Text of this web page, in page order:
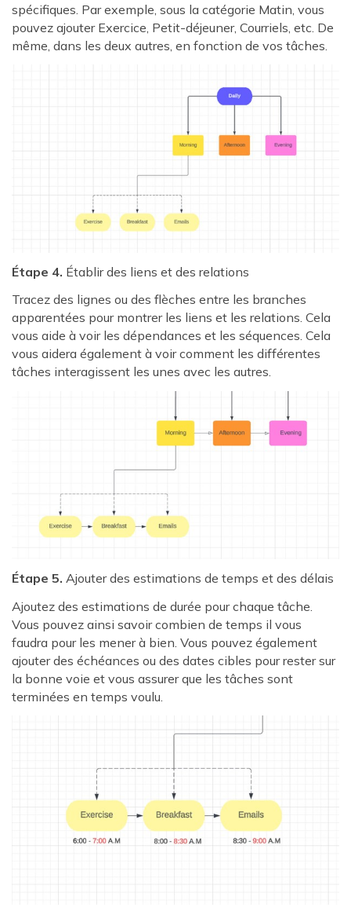
spécifiques. Par exemple, sous la catégorie Matin, vous
pouvez ajouter Exercice, Petit-déjeuner, Courriels, etc. De
même, dans les deux autres, en fonction de vos tâches.
Étape 4. Établir des liens et des relations
Tracez des lignes ou des flèches entre les branches
apparentées pour montrer les liens et les relations. Cela
vous aide à voir les dépendances et les séquences. Cela
vous aidera également à voir comment les différentes
tâches interagissent les unes avec les autres.
Étape 5. Ajouter des estimations de temps et des délais
Ajoutez des estimations de durée pour chaque tâche.
Vous pouvez ainsi savoir combien de temps il vous
faudra pour les mener à bien. Vous pouvez également
ajouter des échéances ou des dates cibles pour rester sur
la bonne voie et vous assurer que les tâches sont
terminées en temps voulu.